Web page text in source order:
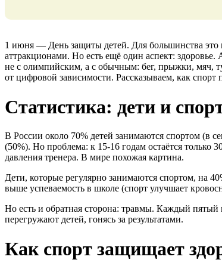
1 июня — День защиты детей. Для большинства
аттракционами. Но есть ещё один аспект:
не с олимпийским, а с обычным: бег, прыжки, мяч,
от цифровой зависимости. Рассказываем, как спорт
Статистика: дети и
В России около 70% детей занимаются спортом (в
(50%). Но проблема: к 15-16 годам остаётся только
давления тренера. В мире похожая картина.
Дети, которые регулярно занимаются спортом, на
выше успеваемость в школе (спорт улучшает
Но есть и обратная сторона: травмы. Каждый
перегружают детей, гонясь за результатами.
Как спорт защищает